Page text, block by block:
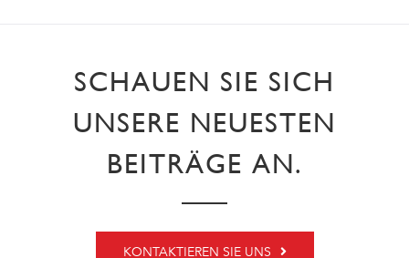
SCHAUEN SIE SICH
UNSERE NEUESTEN
BEITRÄGE AN.
KONTAKTIEREN SIE UNS